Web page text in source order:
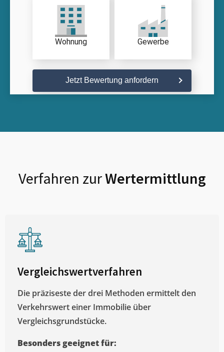
Wohnung Gewerbe
Jetzt Bewertung anfordern
Verfahren zurWertermittlung
Vergleichswertverfahren
Die präziseste der drei Methoden ermittelt den
Verkehrswert einer Immobilie über
Vergleichsgrundstücke.
Besonders geeignet für: